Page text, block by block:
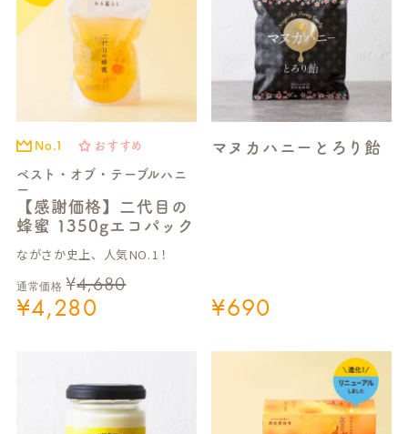
No.1 おすすめ
ベスト・オブ・テーブルハニ
ー
【感謝価格】二代目の
蜂蜜 1350gエコパック
ながさか史上、人気NO.1！
通常価格 ¥4,680
¥4,280
マヌカハニーとろり飴
¥690